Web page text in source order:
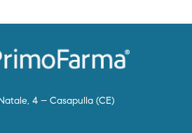
4 – Casapulla (CE)